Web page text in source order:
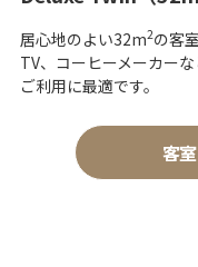
居心地のよい32m2の客
TV、コーヒーメーカー
ご利用に最適です。
客